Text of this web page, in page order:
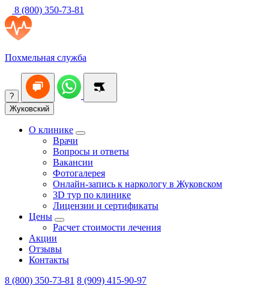
8 (800) 350-73-81
Похмельная служба
?
Жуковский
О клинике
Врачи
Вопросы и ответы
Вакансии
Фотогалерея
Онлайн-запись к наркологу в Жуковском
3D тур по клинике
Лицензии и сертификаты
Цены
Расчет стоимости лечения
Акции
Отзывы
Контакты
8 (800) 350-73-81 8 (909) 415-90-97